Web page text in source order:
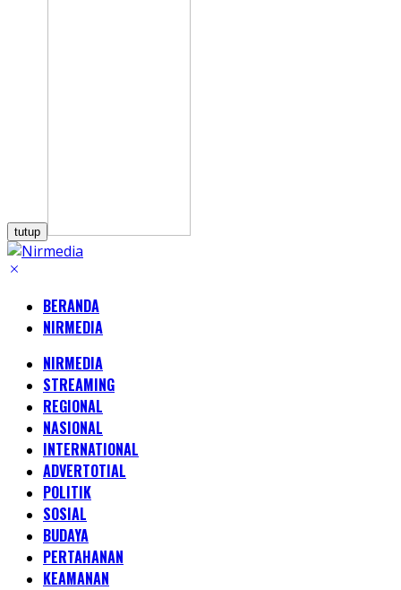
tutup
BERANDA
NIRMEDIA
NIRMEDIA
STREAMING
REGIONAL
NASIONAL
INTERNATIONAL
ADVERTOTIAL
POLITIK
SOSIAL
BUDAYA
PERTAHANAN
KEAMANAN